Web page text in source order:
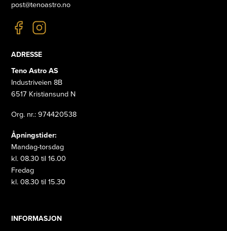
post@tenoastro.no
ADRESSE
Teno Astro AS
Industriveien 8B
6517 Kristiansund N
Org. nr.: 974420538
Åpningstider:
Mandag-torsdag
kl. 08.30 til 16.00
Fredag
kl. 08.30 til 15.30
INFORMASJON